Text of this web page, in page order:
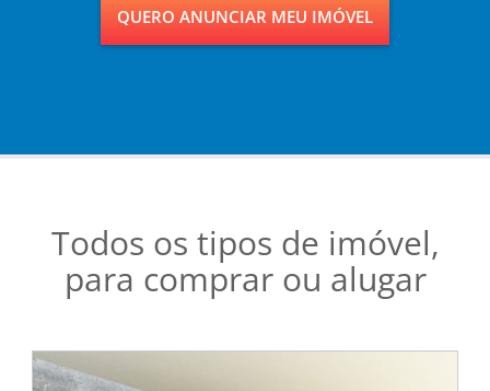
QUERO ANUNCIAR MEU IMÓVEL
Todos os tipos de imóvel,
para comprar ou alugar